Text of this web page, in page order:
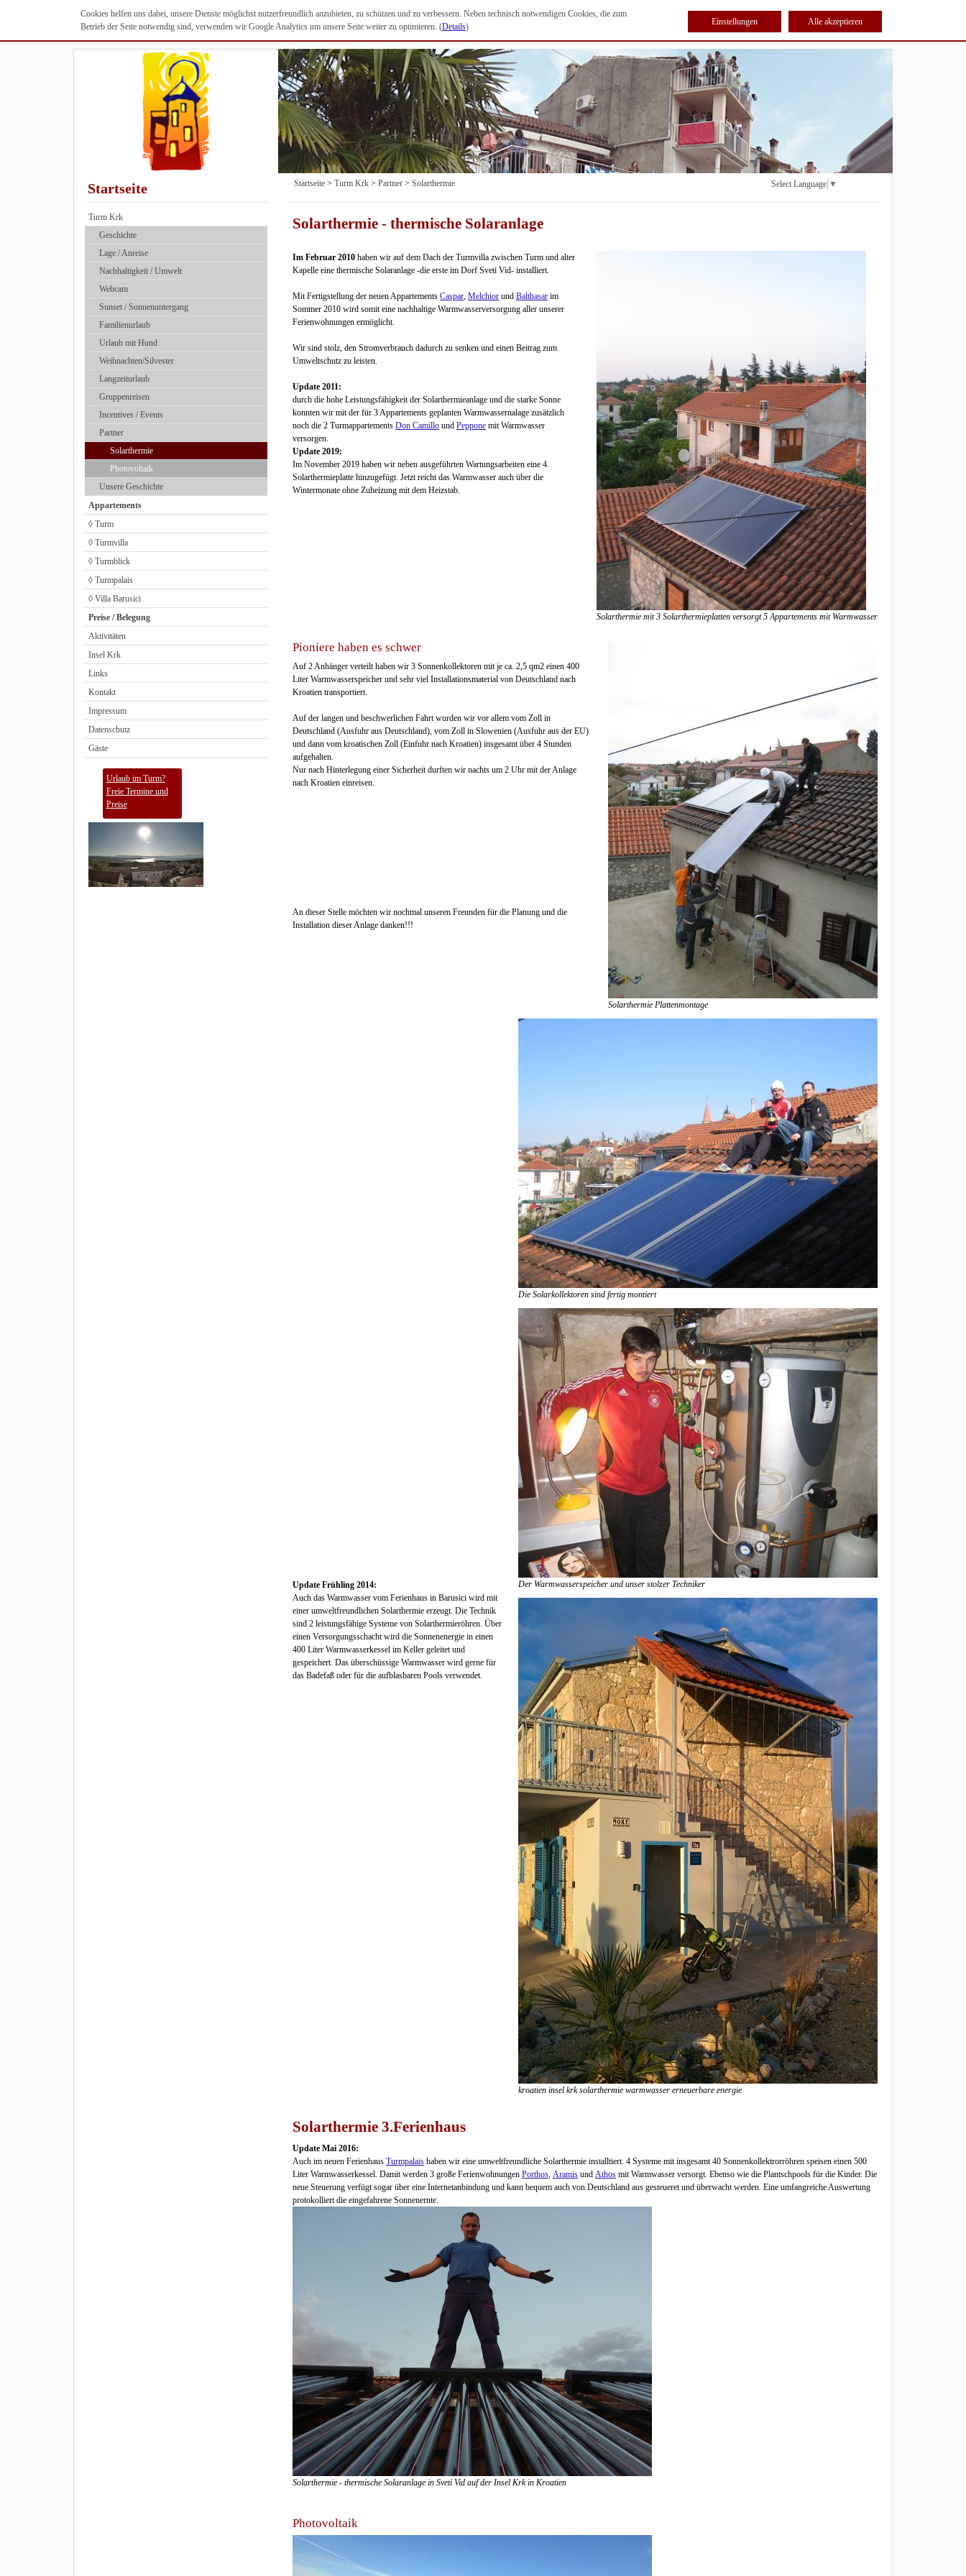
Cookies helfen uns dabei, unsere Dienste möglichst nutzerfreundlich anzubieten, zu schützen und zu verbessern. Neben technisch notwendigen Cookies, die zum
Betrieb der Seite notwendig sind, verwenden wir Google Analytics um unsere Seite weiter zu optimieren. (Details) Einstellungen Alle akzeptieren
Startseite
Turm Krk
Geschichte
Lage / Anreise
Nach­haltig­keit / Umwelt
Webcam
Sunset / Sonnenuntergang
Familienurlaub
Urlaub mit Hund
Weihnachten/Silvester
Langzeiturlaub
Gruppenreisen
Incentives / Events
Partner
Solarthermie
Photovoltaik
Unsere Geschichte
Appartements
◊ Turm
◊ Turmvilla
◊ Turmblick
◊ Turmpalais
◊ Villa Barusici
Preise / Belegung
Aktivitäten
Insel Krk
Links
Kontakt
Impressum
Datenschutz
Gäste
Urlaub im Turm?
Freie Termine und
Preise
Startseite > Turm Krk > Partner > Solarthermie Select Language ▼
Solarthermie - thermische Solaranlage
Solarthermie mit 3 Solarthermieplatten versorgt 5 Appartements mit Warmwasser
Im Februar 2010 haben wir auf dem Dach der Turmvilla zwischen Turm und alter
Kapelle eine thermische Solaranlage -die erste im Dorf Sveti Vid- installiert.
Mit Fertigstellung der neuen Appartements Caspar, Melchior und Balthasar im
Sommer 2010 wird somit eine nachhaltige Warmwasserversorgung aller unserer
Ferienwohnungen ermöglicht.
Wir sind stolz, den Stromverbrauch dadurch zu senken und einen Beitrag zum
Umweltschutz zu leisten.
Update 2011:
durch die hohe Leistungsfähigkeit der Solarthermieanlage und die starke Sonne
konnten wir mit der für 3 Appartements geplanten Warmwassernalage zusätzlich
noch die 2 Turmappartements Don Camillo und Peppone mit Warmwasser
versorgen.
Update 2019:
Im November 2019 haben wir neben ausgeführten Wartungsarbeiten eine 4.
Solarthermieplatte hinzugefügt. Jetzt reicht das Warmwasser auch über die
Wintermonate ohne Zuheizung mit dem Heizstab.
Solarthermie Plattenmontage
Pioniere haben es schwer
Auf 2 Anhänger verteilt haben wir 3 Sonnenkollektoren mit je ca. 2,5 qm2 einen 400
Liter Warmwasserspeicher und sehr viel Installationsmaterial von Deutschland nach
Kroatien transportiert.
Auf der langen und beschwerlichen Fahrt wurden wir vor allem vom Zoll in
Deutschland (Ausfuhr aus Deutschland), vom Zoll in Slowenien (Ausfuhr aus der EU)
und dann vom kroatischen Zoll (Einfuhr nach Kroatien) insgesamt über 4 Stunden
aufgehalten.
Nur nach Hinterlegung einer Sicherheit durften wir nachts um 2 Uhr mit der Anlage
nach Kroatien einreisen.
Die Solarkollektoren sind fertig montiert
An dieser Stelle möchten wir nochmal unseren Freunden für die Planung und die
Installation dieser Anlage danken!!!
Der Warmwasserspeicher und unser stolzer Techniker
kroatien insel krk solarthermie warmwasser erneuerbare energie
Update Frühling 2014:
Auch das Warmwasser vom Ferienhaus in Barusici wird mit
einer umweltfreundlichen Solarthermie erzeugt. Die Technik
sind 2 leistungsfähige Systeme von Solarthermieröhren. Über
einen Versorgungsschacht wird die Sonnenenergie in einen
400 Liter Warmwasserkessel im Keller geleitet und
gespeichert. Das überschüssige Warmwasser wird gerne für
das Badefaß oder für die aufblasbaren Pools verwendet.
Solarthermie 3.Ferienhaus
Update Mai 2016:
Auch im neuen Ferienhaus Turmpalais haben wir eine umweltfreundliche Solarthermie installtiert. 4 Systeme mit insgesamt 40 Sonnenkollektrorröhren speisen einen 500
Liter Warmwasserkessel. Damit werden 3 große Ferienwohnungen Porthos Aramis und Athos mit Warmwasser versorgt. Ebenso wie die Plantschpools für die Kinder. Die
neue Steuerung verfügt sogar über eine Internetanbindung und kann bequem auch von Deutschland aus gesteueret und überwacht werden. Eine umfangreiche Auswertung
protokolliert die eingefahrene Sonnenernte.
Solarthermie - thermische Solaranlage in Sveti Vid auf der Insel Krk in Kroatien
Photovoltaik